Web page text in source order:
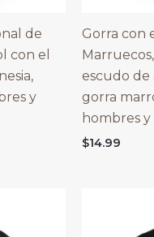
de
con el
y
Gorra con
escudo de
gorra
hombres
$14.99